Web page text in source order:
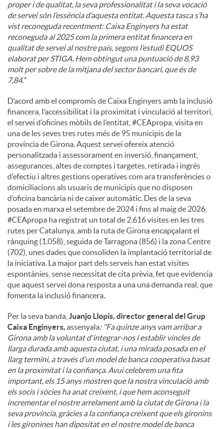
proper i de qualitat, la seva professionalitat i la seva vocació
de servei són l’essència d’aquesta entitat. Aquesta tasca s’ha
vist reconeguda recentment: Caixa Enginyers ha estat
reconeguda al 2025 com la primera entitat financera en
qualitat de servei al nostre país, segons l’estudi EQUOS
elaborat per STIGA. Hem obtingut una puntuació de 8,93
molt per sobre de la mitjana del sector bancari, que és de
7,84.”
D’acord amb el compromís de Caixa Enginyers amb la inclusió
financera, l’accessibilitat i la proximitat i vinculació al territori,
el servei d’oficines mòbils de l’entitat, #CEApropa, visita en
una de les seves tres rutes més de 95 municipis de la
província de Girona. Aquest servei ofereix atenció
personalitzada i assessorament en inversió, finançament,
assegurances, altes de comptes i targetes, retirada i ingrés
d’efectiu i altres gestions operatives com ara transferències o
domiciliacions als usuaris de municipis que no disposen
d’oficina bancària ni de caixer automàtic. Des de la seva
posada en marxa el setembre de 2024 i fins al maig de 2026,
#CEApropa ha registrat un total de 2.616 visites en les tres
rutes per Catalunya, amb la ruta de Girona encapçalant el
rànquing (1.058), seguida de Tarragona (856) i la zona Centre
(702), unes dades que consoliden la implantació territorial de
la iniciativa. La major part dels serveis han estat visites
espontànies, sense necessitat de cita prèvia, fet que evidencia
que aquest servei dona resposta a una una demanda real, que
fomenta la inclusió financera.
Per la seva banda, Juanjo Llopis, director general del Grup
Caixa Enginyers, assenyala: "Fa quinze anys vam arribar a
Girona amb la voluntat d'integrar-nos i establir vincles de
llarga durada amb aquesta ciutat, i una mirada posada en el
llarg termini, a través d’un model de banca cooperativa basat
en la proximitat i la confiança. Avui celebrem una fita
important, els 15 anys mostren que la nostra vinculació amb
els socis i sòcies ha anat creixent, i que hem aconseguit
incrementar el nostre arrelament amb la ciutat de Girona i la
seva província, gràcies a la confiança creixent que els gironins
i les gironines han dipositat en el nostre model de banca